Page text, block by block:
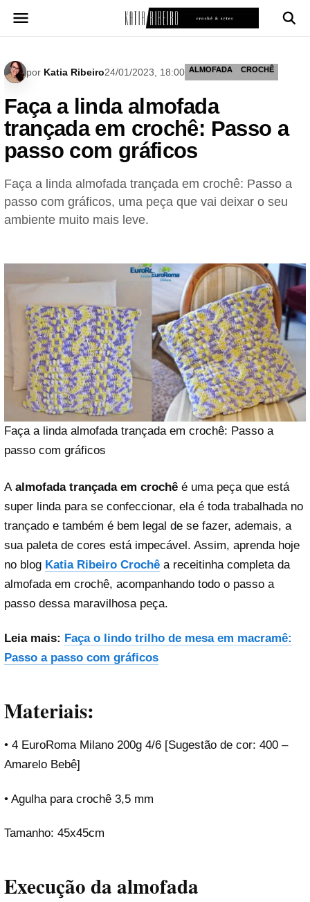
para
por Katia Ribeiro24/01/2023, 18:00 ALMOFADA CROCHÊ
Faça a linda almofada
trançada em crochê: Passo a
passo com gráficos
Faça a linda almofada trançada em crochê: Passo a
passo com gráficos, uma peça que vai deixar o seu
ambiente muito mais leve.
Faça a linda almofada trançada em crochê: Passo a
passo com gráficos
Aalmofada trançada em crochê é uma peça que está
super linda para se confeccionar, ela é toda trabalhada no
trançado e também é bem legal de se fazer, ademais, a
sua paleta de cores está impecável. Assim, aprenda hoje
no blog Katia Ribeiro Crochê a receitinha completa da
almofada em crochê, acompanhando todo o passo a
passo dessa maravilhosa peça.
Leia mais: Faça o lindo trilho de mesa em macramê:
Passo a passo com gráficos
Materiais:
• 4 EuroRoma Milano 200g 4/6 [Sugestão de cor: 400 –
Amarelo Bebê]
• Agulha para crochê 3,5 mm
Tamanho: 45x45cm
Execuçãoda almofada